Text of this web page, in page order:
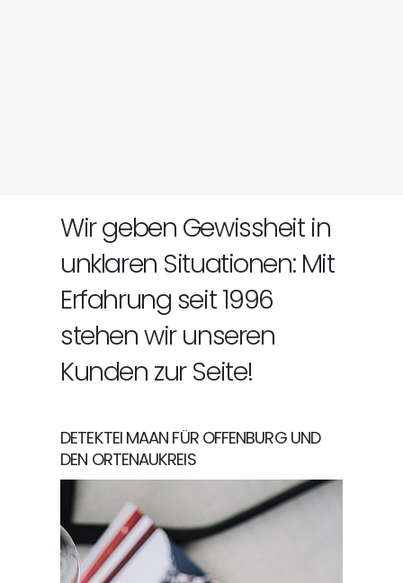
Wir geben Gewissheit in
unklaren Situationen: Mit
Erfahrung seit 1996
stehen wir unseren
Kunden zur Seite!
DETEKTEI MAAN FÜR OFFENBURG UND
DEN ORTENAUKREIS